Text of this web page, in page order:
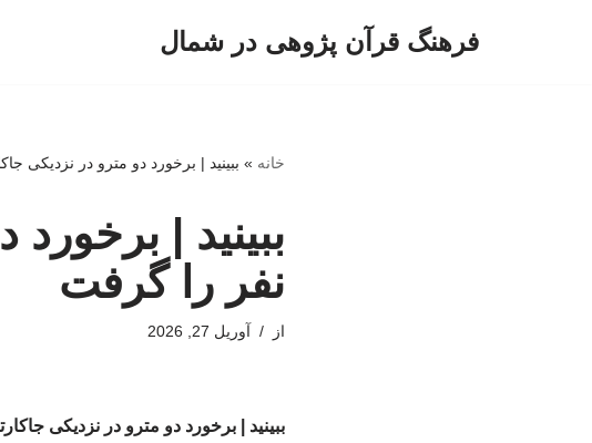
فرهنگ قرآن پژوهی در شمال
خانه » ببینید | برخورد دو مترو در نزدیکی
ببینید |
نفر را گرفت
از آوریل 27, 2026
ببینید | برخورد دو مترو در نزدیکی